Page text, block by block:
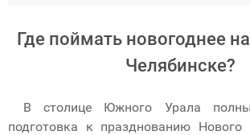
Где поймать новогоднее
Челябинске?
В столице Южного Урала
подготовка к празднованию